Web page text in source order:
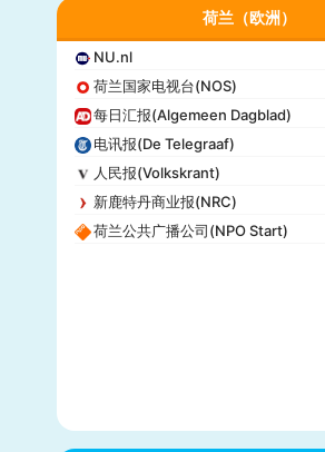
荷兰（欧洲）
NU.nl
荷兰国家电视台(NOS)
每日汇报(Algemeen Dagblad)
电讯报(De Telegraaf)
人民报(Volkskrant)
新鹿特丹商业报(NRC)
荷兰公共广播公司(NPO Start)